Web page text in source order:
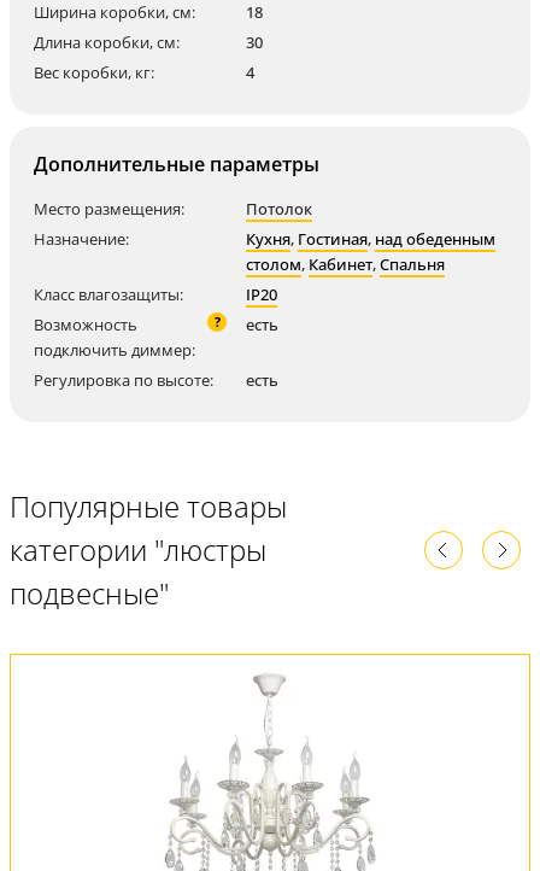
Ширина коробки, см:
18
Длина коробки, см:
30
Вес коробки, кг:
4
Дополнительные параметры
Место размещения:
Потолок
Назначение:
Кухня, Гостиная, над обеденным
столом, Кабинет,Спальня
Класс влагозащиты:
IP20
Возможность
подключить диммер:
? есть
Регулировка по высоте: есть
Популярные товары
категории "люстры
подвесные"